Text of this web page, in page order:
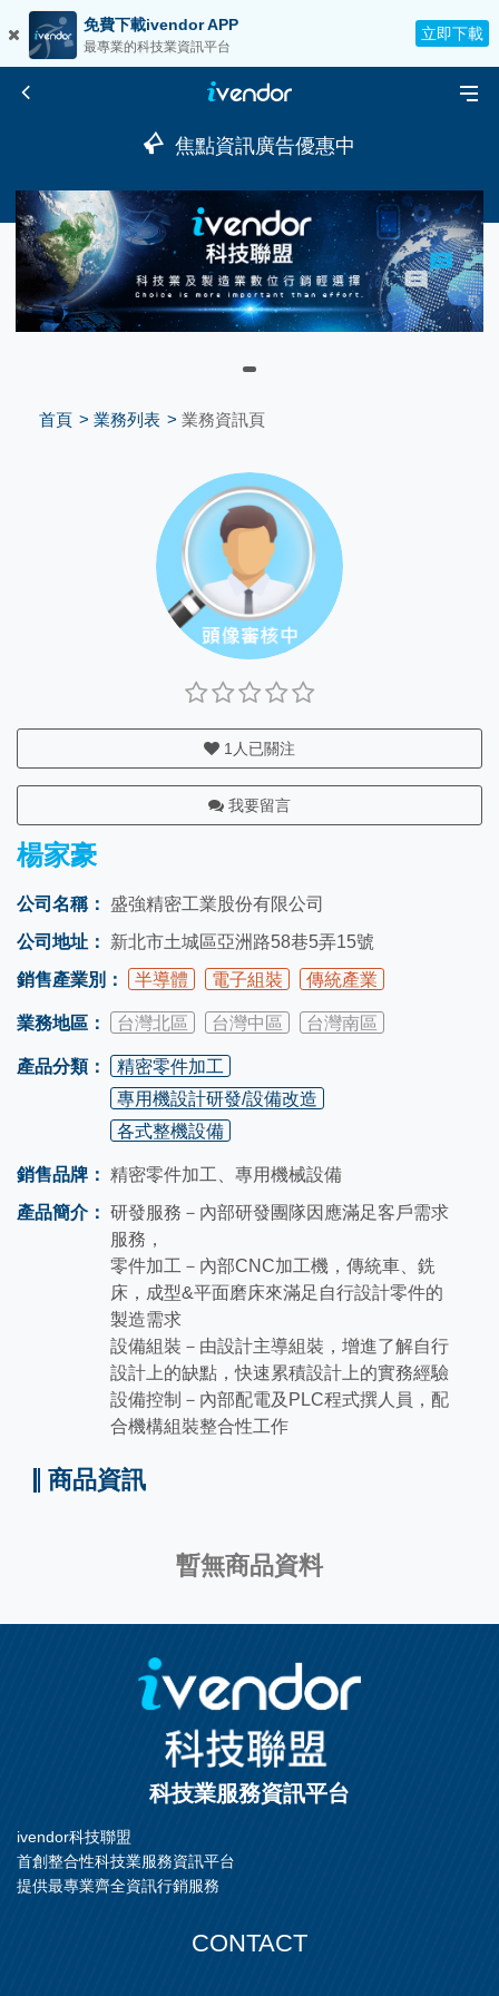
免費下載ivendor APP
最專業的科技業資訊平台
立即下載
焦點資訊廣告優惠中
首頁 業務列表 業務資訊頁
1 人已關注
我要留言
楊家豪
公司名稱：
盛強精密工業股份有限公司
公司地址：
新北市土城區亞洲路58巷5弄15號
銷售產業別：
半導體 電子組裝 傳統產業
業務地區： 台灣北區 台灣中區 台灣南區
產品分類：
精密零件加工
專用機設計研發/設備改造
各式整機設備
銷售品牌： 精密零件加工、專用機械設備
產品簡介： 研發服務－內部研發團隊因應滿足客戶需求
服務，
零件加工－內部CNC加工機，傳統車、銑
床，成型&平面磨床來滿足自行設計零件的
製造需求
設備組裝－由設計主導組裝，增進了解自行
設計上的缺點，快速累積設計上的實務經驗
設備控制－內部配電及PLC程式撰人員，配
合機構組裝整合性工作
商品資訊
暫無商品資料
科技業服務資訊平台
ivendor科技聯盟
首創整合性科技業服務資訊平台
提供最專業齊全資訊行銷服務
CONTACT